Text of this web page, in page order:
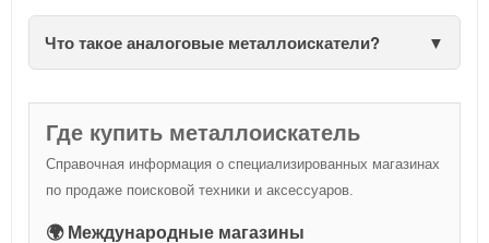
Что такое аналоговые металлоискатели?
Где купить металлоискатель
Справочная информация о специализированных магазинах
по продаже поисковой техники и аксессуаров.
🌍 Международные магазины